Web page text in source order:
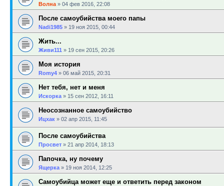
Волна » 04 фев 2016, 22:08
После самоубийства моего папы
Nadi1985 » 19 ноя 2015, 00:44
Жить...
Живи111 » 19 сен 2015, 20:26
Моя история
Romy4 » 06 май 2015, 20:31
Нет тебя, нет и меня
Искорка » 15 сен 2012, 16:11
Неосознанное самоубийство
Ицхак » 02 апр 2015, 11:45
После самоубийства
Просвет » 21 апр 2014, 18:13
Папочка, ну почему
Ящерка » 19 ноя 2014, 12:25
Самоубийца может еще и ответить перед законом